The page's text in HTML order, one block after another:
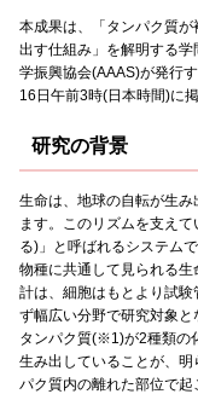
本成果は、「タンパク質
出す仕組み」を解明する
学振興協会(AAAS)が発行
16日午前3時(日本時間)に
研究の背景
生命は、地球の自転が生
ます。このリズムを支え
る)」と呼ばれるシステム
物種に共通して見られる
計は、細胞はもとより試
ず幅広い分野で研究対象
タンパク質(※1)が2種類の
生み出していることが、
パク質内の離れた部位で